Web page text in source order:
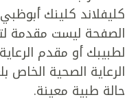
كليفلاند كلينك
الصفحة ليست مقدمة
لطبيبك أو مقدم
الرعاية الصحية
حالة طبية معينة.